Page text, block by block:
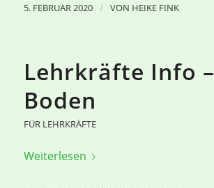
5. FEBRUAR 2020 / VON HEIKE FINK
Lehrkräfte Info –
Boden
FÜR LEHRKRÄFTE
Weiterlesen